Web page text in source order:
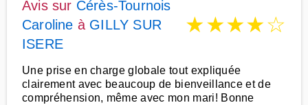
Avis sur Cérès-Tournois
Caroline à GILLY SUR
ISERE
★★★★☆
Une prise en charge globale tout expliquée
clairement avec beaucoup de bienveillance et de
compréhension, même avec mon mari! Bonne